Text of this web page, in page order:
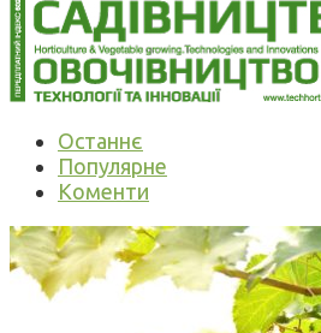
Останнє
Популярне
Коменти